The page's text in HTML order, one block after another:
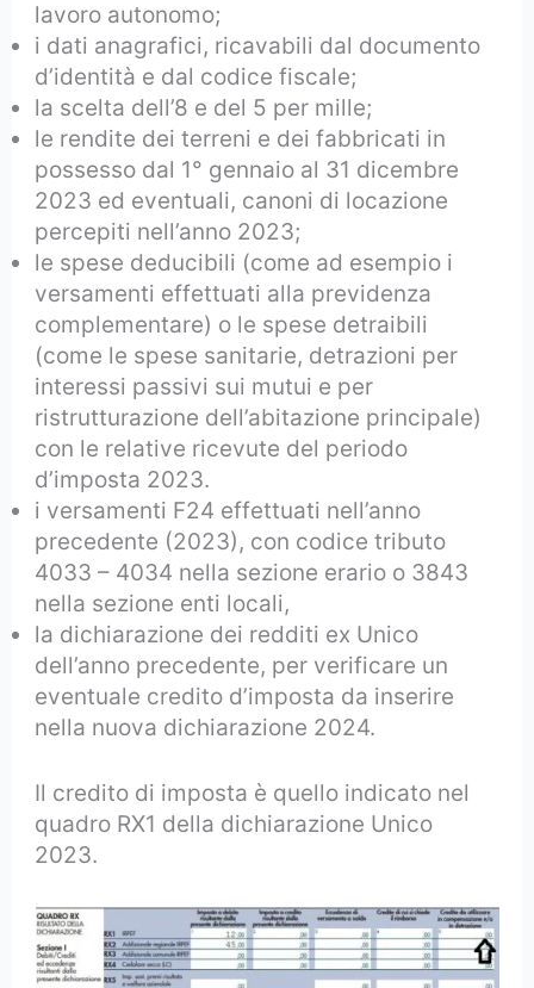
lavoro autonomo;
i dati anagrafici, ricavabili dal documento
d’identità e dal codice fiscale;
la scelta dell’8 e del 5 per mille;
le rendite dei terreni e dei fabbricati in
possesso dal 1° gennaio al 31 dicembre
2023 ed eventuali, canoni di locazione
percepiti nell’anno 2023;
le spese deducibili (come ad esempio i
versamenti effettuati alla previdenza
complementare) o le spese detraibili
(come le spese sanitarie, detrazioni per
interessi passivi sui mutui e per
ristrutturazione dell’abitazione principale)
con le relative ricevute del periodo
d’imposta 2023.
i versamenti F24 effettuati nell’anno
precedente (2023), con codice tributo
4033 – 4034 nella sezione erario o 3843
nella sezione enti locali,
la dichiarazione dei redditi ex Unico
dell’anno precedente, per verificare un
eventuale credito d’imposta da inserire
nella nuova dichiarazione 2024.
Il credito di imposta è quello indicato nel
quadro RX1 della dichiarazione Unico
2023.